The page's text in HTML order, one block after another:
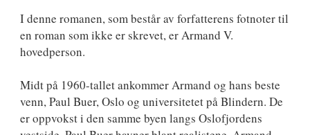
I denne romanen, som består av forfatterens fotnoter til
en roman som ikke er skrevet, er Armand V.
hovedperson.
Midt på 1960-tallet ankommer Armand og hans beste
venn, Paul Buer, Oslo og universitetet på Blindern. De
er oppvokst i den samme byen langs Oslofjordens